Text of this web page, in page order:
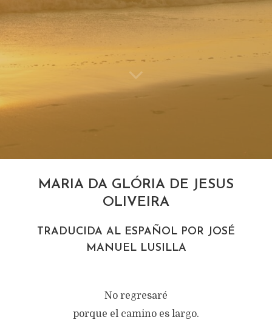
MARIA DA GLÓRIA DE JESUS
OLIVEIRA
TRADUCIDA AL ESPAÑOL POR JOSÉ
MANUEL LUSILLA
No regresaré
porque el camino es largo.